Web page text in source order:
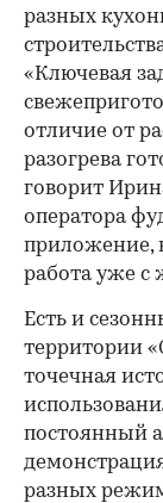
разных
«Ключевая
отличие от
разогрева
говорит
оператора
приложение,
работа уже с
Есть и
территории
точечная
постоянный
разных